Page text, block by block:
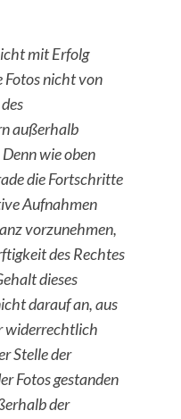
mit Erfolg
Fotos nicht von
außerhalb
wie oben
die Fortschritte
Aufnahmen
vorzunehmen,
des Rechtes
dieses
darauf an, aus
widerrechtlich
Stelle der
Fotos gestanden
der